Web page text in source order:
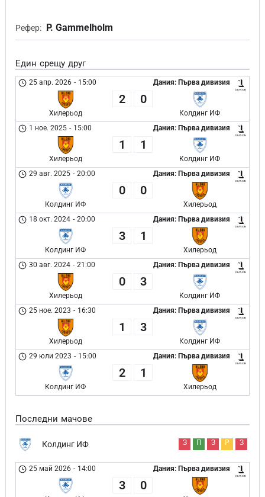
Рефер: P. Gammelholm
Един срещу друг
Дания: Първа дивизия
25 апр. 2026 - 15:00
Хилерьод
2 0
Колдинг ИФ
Дания: Първа дивизия
1 ное. 2025 - 15:00
Хилерьод
1 1
Колдинг ИФ
Дания: Първа дивизия
29 авг. 2025 - 20:00
Колдинг ИФ
0 0
Хилерьод
Дания: Първа дивизия
18 окт. 2024 - 20:00
Колдинг ИФ
3 1
Хилерьод
Дания: Първа дивизия
30 авг. 2024 - 21:00
Хилерьод
0 3
Колдинг ИФ
Дания: Първа дивизия
25 ное. 2023 - 16:30
Хилерьод
1 3
Колдинг ИФ
Дания: Първа дивизия
29 юли 2023 - 15:00
Колдинг ИФ
2 1
Хилерьод
Последни мачове
Колдинг ИФ З П З Р З
Дания: Първа дивизия
25 май 2026 - 14:00
3 0